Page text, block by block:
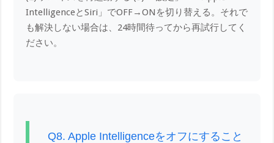
IntelligenceとSiri」でOFF→ONを切り替える。それで
も解決しない場合は、24時間待ってから再試行してく
ださい。
Q8. Apple Intelligenceをオフにすること